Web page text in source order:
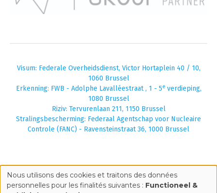
Visum: Federale Overheidsdienst, Victor Hortaplein 40 / 10,
1060 Brussel
Erkenning: FWB - Adolphe Lavalléestraat , 1 - 5everdieping,
1080 Brussel
Riziv: Tervurenlaan 211, 1150 Brussel
Stralingsbescherming: Federaal Agentschap voor Nucleaire
Controle (FANC) - Ravensteinstraat 36, 1000 Brussel
Use
Nous utilisons des cookies et traitons des données
personnelles pour les finalités suivantes : Functioneel &